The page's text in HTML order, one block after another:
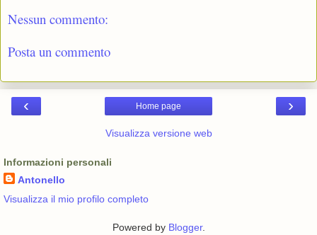
Nessun commento:
Posta un commento
‹ ›
Home page
Visualizza versione web
Informazioni personali
Antonello
Visualizza il mio profilo completo
Powered by Blogger.